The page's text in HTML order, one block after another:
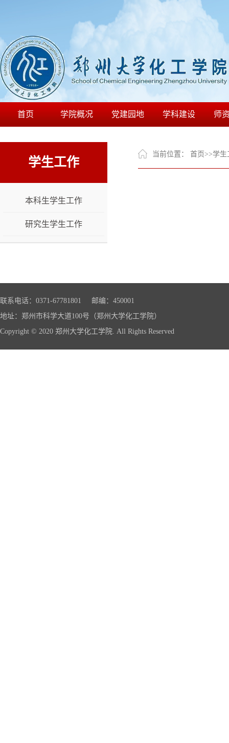
首页 学院概况 党建园地 学科建设 师
学生工作
本科生学生工作
研究生学生工作
当前位置： 首页>>学生
联系电话：0371-67781801 邮编：450001
地址：郑州市科学大道100号（郑州大学化工学院）
Copyright © 2020 郑州大学化工学院. All Rights Reserved